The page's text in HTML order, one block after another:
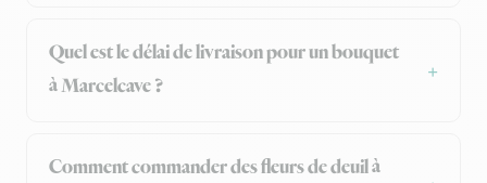
Quel est le délai de livraison pour un bouquet
à Marcelcave ?
Comment commander des fleurs de deuil à